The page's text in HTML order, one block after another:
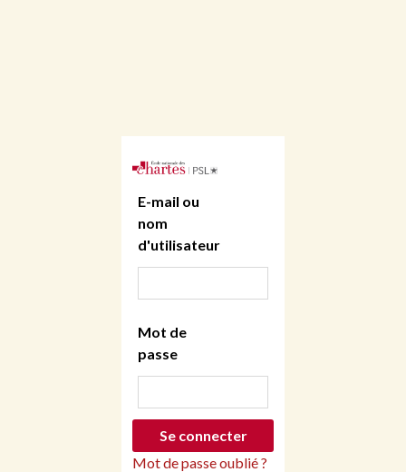
E-mail ou
nom
d'utilisateur
Mot de
passe
Mot de passe oublié ?